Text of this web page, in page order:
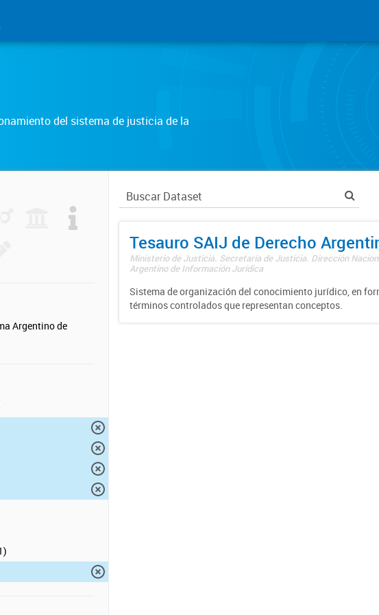
del sistema de justicia de la
Argentino de
Tesauro SAIJ de Derecho
Ministerio de Justicia. Secretaría de Justicia. Dirección
Argentino de Información Jurídica
Sistema de organización del conocimiento jurídico, en
términos controlados que representan conceptos.